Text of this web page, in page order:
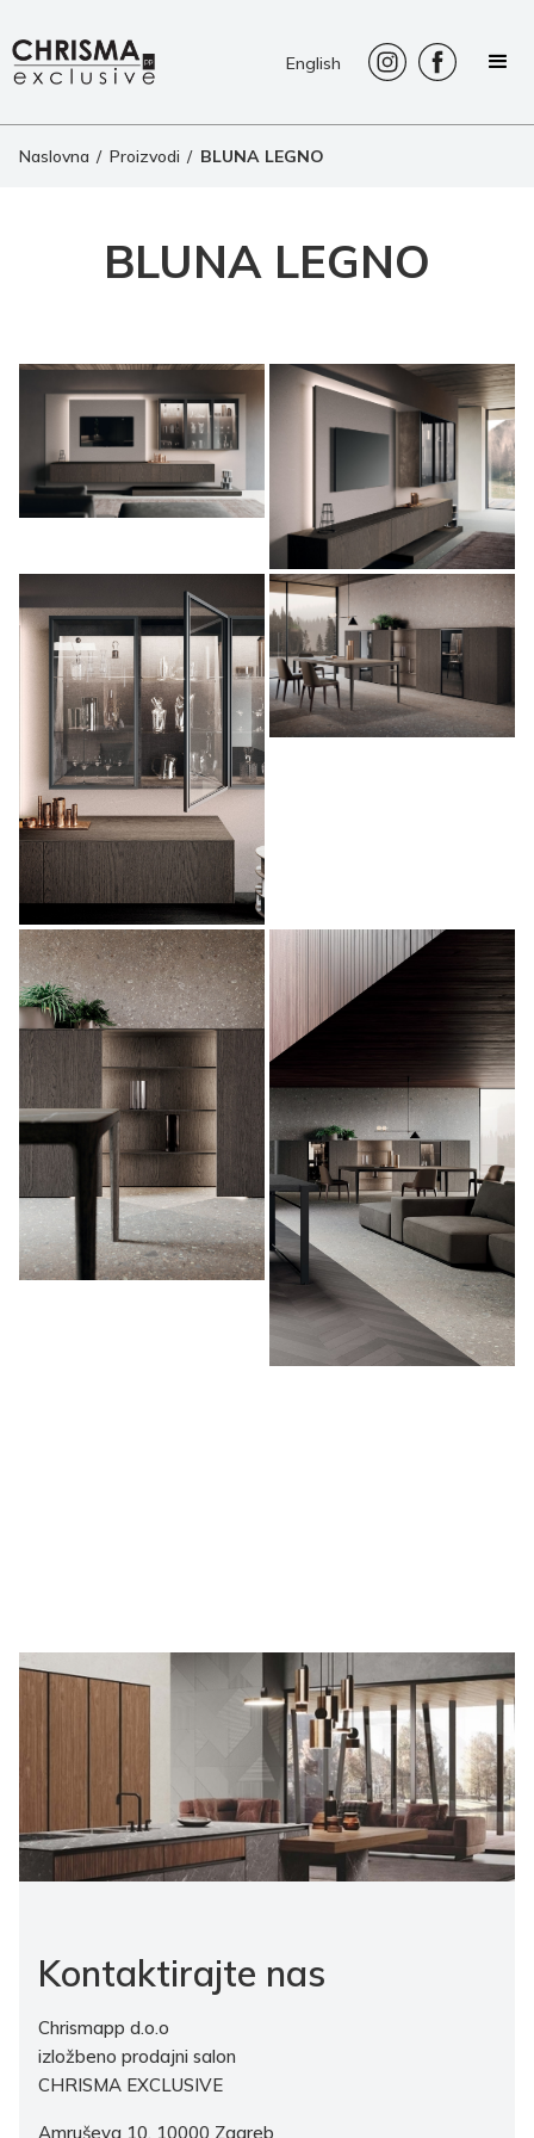
English
Naslovna / Proizvodi / BLUNA LEGNO
BLUNA LEGNO
Kontaktirajte nas
Chrismapp d.o.o
izložbeno prodajni salon
CHRISMA EXCLUSIVE
Amruševa 10, 10000 Zagreb